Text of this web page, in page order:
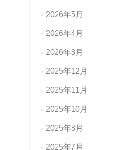
2026年5月
2026年4月
2026年3月
2025年12月
2025年11月
2025年10月
2025年8月
2025年7月